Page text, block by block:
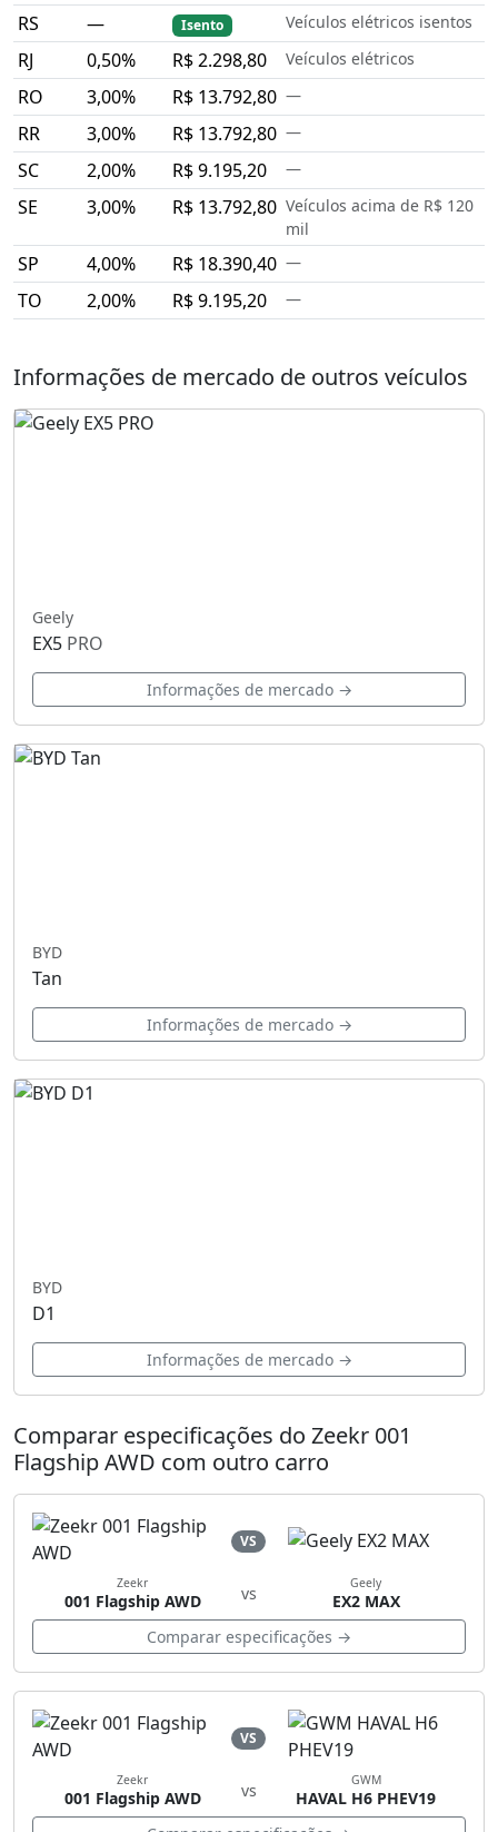
RS — Isento Veículos elétricos isentos
RJ 0,50% R$ 2.298,80 Veículos elétricos
RO 3,00% R$ 13.792,80 —
RR 3,00% R$ 13.792,80 —
SC 2,00% R$ 9.195,20 —
SE 3,00% R$ 13.792,80 Veículos acima de R$ 120
mil
SP 4,00% R$ 18.390,40 —
TO 2,00% R$ 9.195,20 —
Informações de mercado de outros veículos
Geely
EX5 PRO
Informações de mercado →
BYD
Tan
Informações de mercado →
BYD
D1
Informações de mercado →
Comparar especificações do Zeekr 001
Flagship AWD com outro carro
VS
Zeekr
001 Flagship AWD vs Geely
EX2 MAX
Comparar especificações →
VS
Zeekr
001 Flagship AWD vs GWM
HAVAL H6 PHEV19